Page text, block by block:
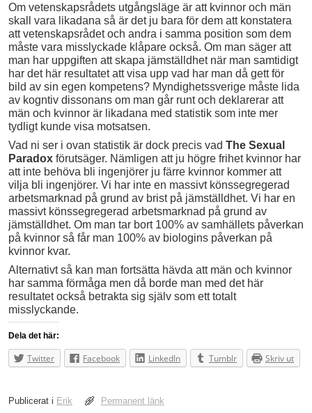
Om vetenskapsrådets utgångsläge är att kvinnor och män
skall vara likadana så är det ju bara för dem att konstatera
att vetenskapsrådet och andra i samma position som dem
måste vara misslyckade klåpare också. Om man säger att
man har uppgiften att skapa jämställdhet när man samtidigt
har det här resultatet att visa upp vad har man då gett för
bild av sin egen kompetens? Myndighetssverige måste lida
av kogntiv dissonans om man går runt och deklarerar att
män och kvinnor är likadana med statistik som inte mer
tydligt kunde visa motsatsen.
Vad ni ser i ovan statistik är dock precis vad The Sexual
Paradox förutsäger. Nämligen att ju högre frihet kvinnor har
att inte behöva bli ingenjörer ju färre kvinnor kommer att
vilja bli ingenjörer. Vi har inte en massivt könssegregerad
arbetsmarknad på grund av brist på jämställdhet. Vi har en
massivt könssegregerad arbetsmarknad på grund av
jämställdhet. Om man tar bort 100% av samhällets påverkan
på kvinnor så får man 100% av biologins påverkan på
kvinnor kvar.
Alternativt så kan man fortsätta hävda att män och kvinnor
har samma förmåga men då borde man med det här
resultatet också betrakta sig själv som ett totalt
misslyckande.
Dela det här:
Twitter Facebook LinkedIn Tumblr Skriv ut
Publicerat i Erik Permanent länk